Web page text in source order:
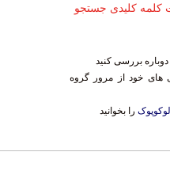
کلمه کلیدی جستجو
بررسی کنید
های خود از مرور گروه
را بخوانید